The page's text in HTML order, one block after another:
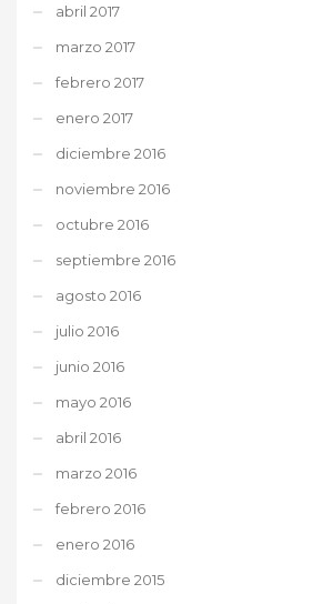
abril 2017
marzo 2017
febrero 2017
enero 2017
diciembre 2016
noviembre 2016
octubre 2016
septiembre 2016
agosto 2016
julio 2016
junio 2016
mayo 2016
abril 2016
marzo 2016
febrero 2016
enero 2016
diciembre 2015